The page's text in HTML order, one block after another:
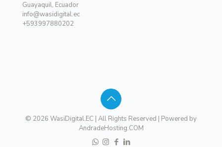
Guayaquil, Ecuador
info@wasidigital.ec
+593997880202
© 2026 WasiDigital.EC | All Rights Reserved | Powered by
AndradeHosting.COM